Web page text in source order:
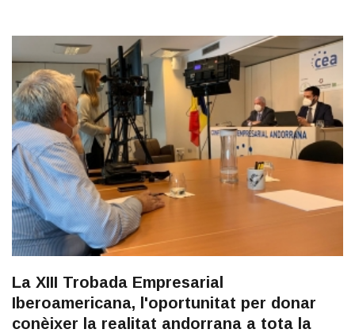
La XIII Trobada Empresarial
Iberoamericana, l'oportunitat per donar
conèixer la realitat andorrana a tota la